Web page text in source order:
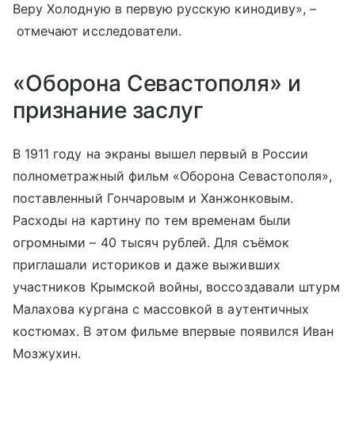
Веру Холодную в первую русскую кинодиву», –
отмечают исследователи.
«Оборона Севастополя» и
признание заслуг
В 1911 году на экраны вышел первый в России
полнометражный фильм «Оборона Севастополя»,
поставленный Гончаровым и Ханжонковым.
Расходы на картину по тем временам были
огромными – 40 тысяч рублей. Для съёмок
приглашали историков и даже выживших
участников Крымской войны, воссоздавали штурм
Малахова кургана с массовкой в аутентичных
костюмах. В этом фильме впервые появился Иван
Мозжухин.